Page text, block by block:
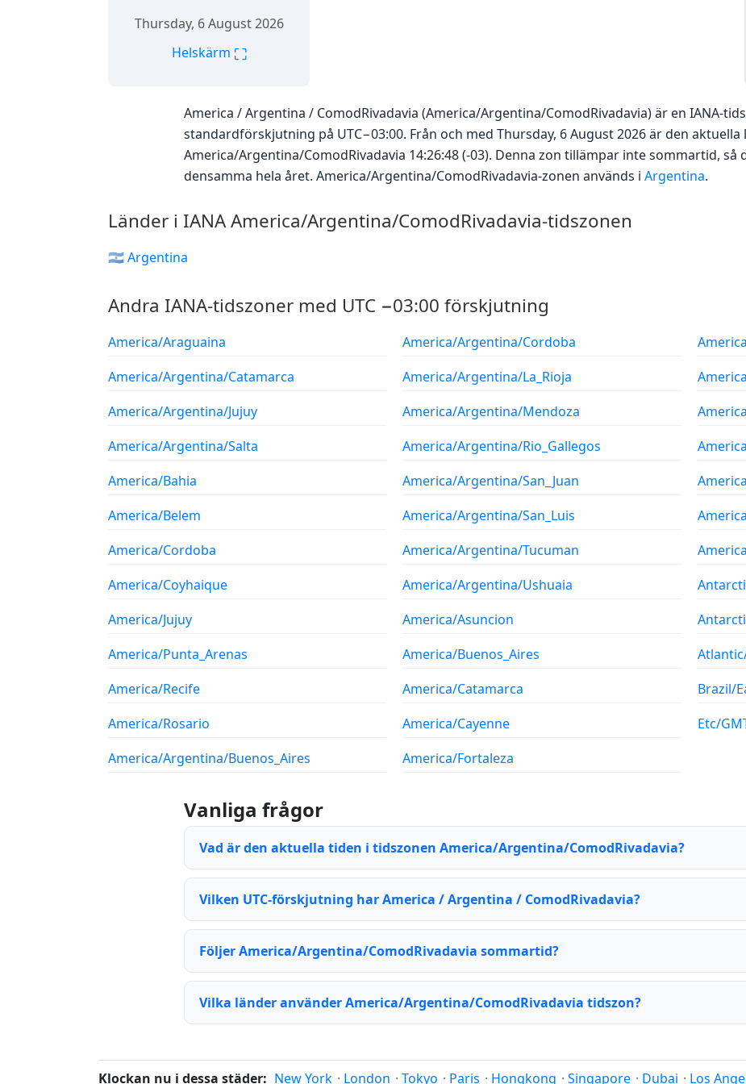
Thursday, 6 August 2026
Helskärm ⛶
America / Argentina / ComodRivadavia (America/Argentina/ComodRivadavia) är en IANA-
standardförskjutning på UTC−03:00. Från och med Thursday, 6 August 2026 är den
America/Argentina/ComodRivadavia 14:26:48 (-03). Denna zon tillämpar inte sommartid, så
densamma hela året. America/Argentina/ComodRivadavia-zonen används i Argentina.
Länder i IANA America/Argentina/ComodRivadavia-tidszonen
🇦🇷 Argentina
Andra IANA-tidszoner med UTC −03:00 förskjutning
America/Araguaina
America/Argentina/Catamarca
America/Argentina/Jujuy
America/Argentina/Salta
America/Bahia
America/Belem
America/Cordoba
America/Coyhaique
America/Jujuy
America/Punta_Arenas
America/Recife
America/Rosario
America/Argentina/Buenos_Aires
America/Argentina/Cordoba
America/Argentina/La_Rioja
America/Argentina/Mendoza
America/Argentina/Rio_Gallegos
America/Argentina/San_Juan
America/Argentina/San_Luis
America/Argentina/Tucuman
America/Argentina/Ushuaia
America/Asuncion
America/Buenos_Aires
America/Catamarca
America/Cayenne
America/Fortaleza
Brazil/
Etc/
Vanliga frågor
Vad är den aktuella tiden i tidszonen America/Argentina/ComodRivadavia?
Vilken UTC-förskjutning har America / Argentina / ComodRivadavia?
Följer America/Argentina/ComodRivadavia sommartid?
Vilka länder använder America/Argentina/ComodRivadavia tidszon?
Klockan nu i dessa städer: New York · London · Tokyo · Paris · Hongkong · Singapore · Dubai · Los